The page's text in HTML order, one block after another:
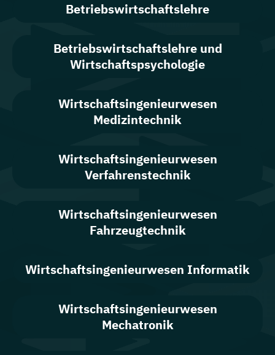
Betriebswirtschaftslehre
Betriebswirtschaftslehre und
Wirtschaftspsychologie
Wirtschafts­ingenieur­wesen
Medizintechnik
Wirtschafts­ingenieur­wesen
Verfahrenstechnik
Wirtschafts­ingenieur­wesen
Fahrzeugtechnik
Wirtschafts­ingenieur­wesen Informatik
Wirtschafts­ingenieur­wesen
Mechatronik